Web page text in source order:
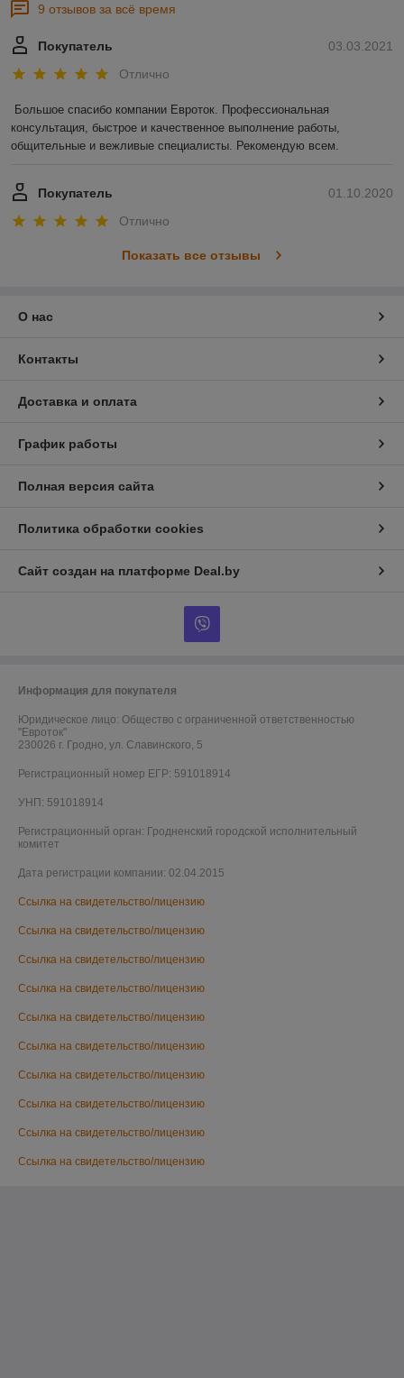
9 отзывов за всё время
03.03.2021
Покупатель
Отлично
Большое спасибо компании Евроток. Профессиональная
консультация, быстрое и качественное выполнение работы,
общительные и вежливые специалисты. Рекомендую всем.
01.10.2020
Покупатель
Отлично
Показать все отзывы
О нас
Контакты
Доставка и оплата
График работы
Полная версия сайта
Политика обработки cookies
Сайт создан на платформе Deal.by
Информация для покупателя
Юридическое лицо: Общество с ограниченной ответственностью
"Евроток"
230026 г. Гродно, ул. Славинского, 5
Регистрационный номер ЕГР: 591018914
УНП: 591018914
Регистрационный орган: Гродненский городской исполнительный
комитет
Дата регистрации компании: 02.04.2015
Ссылка на свидетельство/лицензию
Ссылка на свидетельство/лицензию
Ссылка на свидетельство/лицензию
Ссылка на свидетельство/лицензию
Ссылка на свидетельство/лицензию
Ссылка на свидетельство/лицензию
Ссылка на свидетельство/лицензию
Ссылка на свидетельство/лицензию
Ссылка на свидетельство/лицензию
Ссылка на свидетельство/лицензию